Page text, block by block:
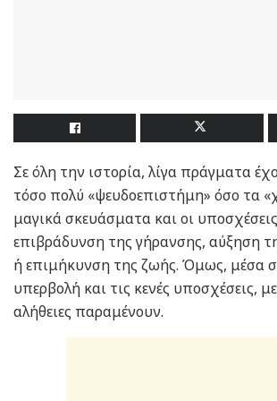
Σε όλη την ιστορία, λίγα πράγματα
τόσο πολύ «ψευδοεπιστήμη» όσο τα
μαγικά σκευάσματα και οι
επιβράδυνση της γήρανσης, αύξηση
ή επιμήκυνση της ζωής. Όμως, μέσα
υπερβολή και τις κενές υποσχέσεις,
αλήθειες παραμένουν.